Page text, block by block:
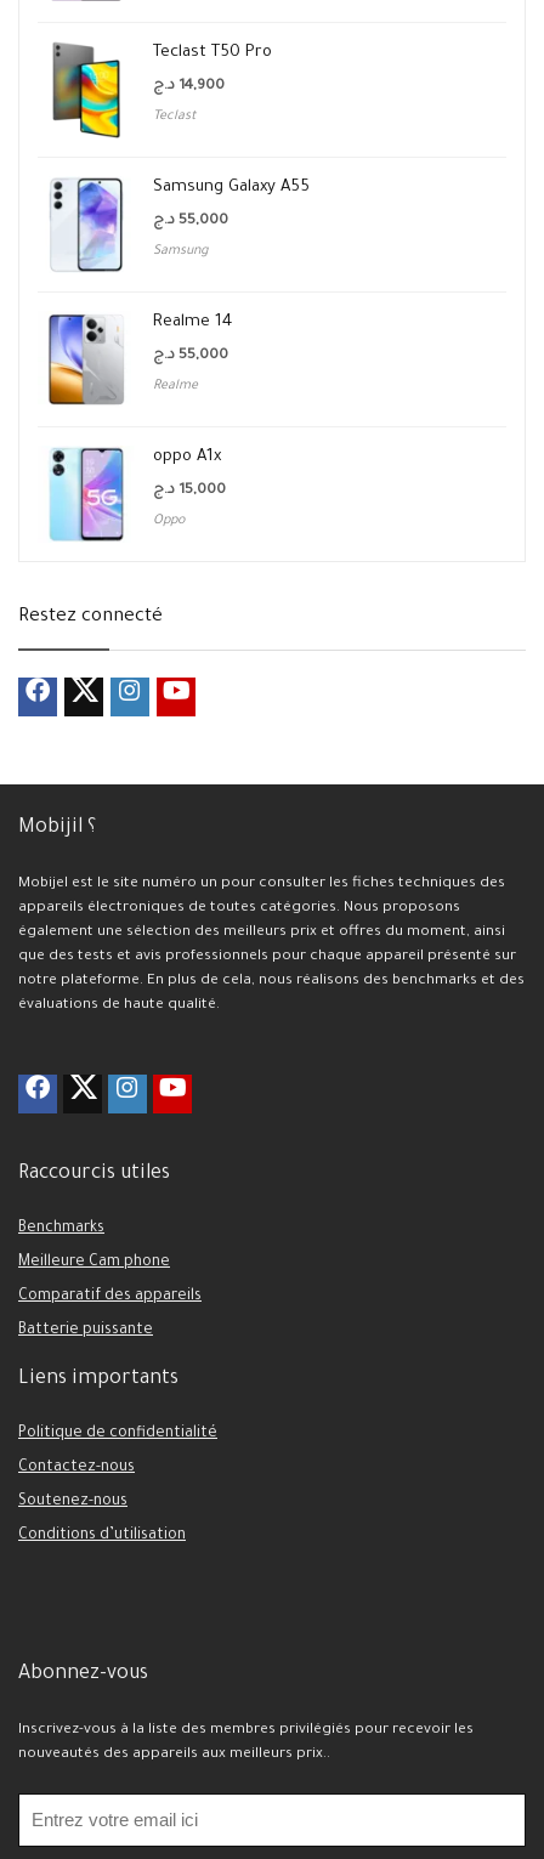
Teclast T50 Pro
14,900 د.ج
Teclast
Samsung Galaxy A55
55,000 د.ج
Samsung
Realme 14
55,000 د.ج
Realme
oppo A1x
15,000 د.ج
Oppo
Restez connecté
Mobijil ؟
Mobijel est le site numéro un pour consulter les fiches techniques des
appareils électroniques de toutes catégories. Nous proposons
également une sélection des meilleurs prix et offres du moment, ainsi
que des tests et avis professionnels pour chaque appareil présenté sur
notre plateforme. En plus de cela, nous réalisons des benchmarks et des
évaluations de haute qualité.
Raccourcis utiles
Benchmarks
Meilleure Cam phone
Comparatif des appareils
Batterie puissante
Liens importants
Politique de confidentialité
Contactez-nous
Soutenez-nous
Conditions d’utilisation
Abonnez-vous
Inscrivez-vous à la liste des membres privilégiés pour recevoir les
nouveautés des appareils aux meilleurs prix..